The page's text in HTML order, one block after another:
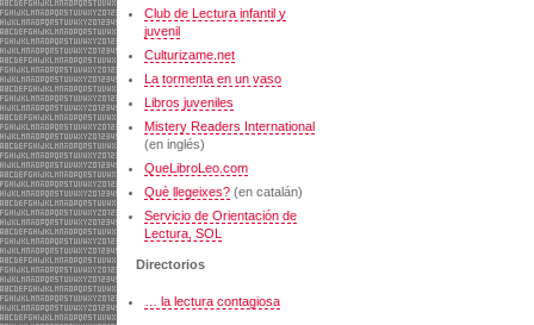
Club de Lectura infantil y
juvenil
Culturizame.net
La tormenta en un vaso
Libros juveniles
Mistery Readers International
(en inglés)
QueLibroLeo.com
Què llegeixes?(en catalán)
Servicio de Orientación de
Lectura, SOL
Directorios
… la lectura contagiosa